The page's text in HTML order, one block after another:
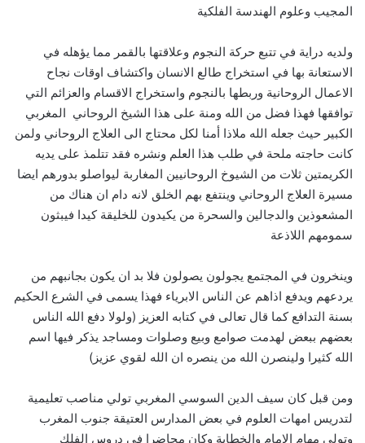
المجيب وعلوم الهندسة الفلكية
ولديه دراية في تتبع حركة النجوم وعلاقتها بالقمر مما يؤهله في
الاستعانة بها في استخراج طالع الانسان واكتشاف اوقات نجاح
الاعمال الروحانية وربطها بالنجوم واستخراج الاقسام والعزائم التي
توافقها فهذا فضل من الله ومنة على هذا الشيخ الروحاني المغربي
الكبير حيث جعله الله ملاذا أمنا لكل محتاج الى العلاج الروحاني ولمن
كانت حاجته ملحة في طلب هذا العلم ونشره فقد تتلمذ على يديه
الكريمتين ثلات من الشيوخ الروحانيين المغاربة ليواصلو بدورهم ايضا
مسيرة العلاج الروحاني وينتفع بهم الخلق لانه دام ان هناك من
المشعوذين والدجالين والسحرة من يكيدون للخليقة كيدا فيبثون
سمومهم اللاذعة
وينخرون في المجتمع يجولون يصولون فلا بد ان يكون بجانبهم من
يردعهم ويدفع اذاهم عن الناس الابرياء فهذا يسمى في الشرع الحكيم
بسنة التدافع كما قال تعالى في كتابه العزيز (ولولا دفع الله الناس
بعضهم ببعض لهدمت صوامع وبيع وصلوات ومساجد يذكر فيها اسم
الله كثيرا ولينصرن الله من ينصره ان الله لقوي عزيز)
ومن قبل كان سيف الدين السوسي المغربي تولي مناصب تعليمية
لتدريس امهات العلوم في بعض المدارس العتيقة جنوب المغرب
وتولى مهام الامام والخطابة وكان محاضرا في دروس الفلك